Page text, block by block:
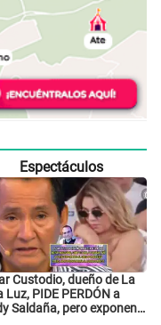
Espectáculos
Custodio, dueño de La
Luz, PIDE PERDÓN a
Saldaña, pero exponen